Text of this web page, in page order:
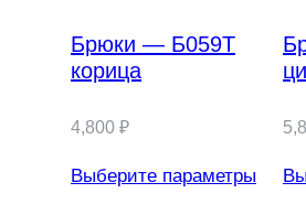
Брюки — Б059Т
корица
4,800 ₽
Выберите параметры